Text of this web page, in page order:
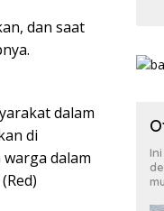
dan saat
dalam
di
dalam